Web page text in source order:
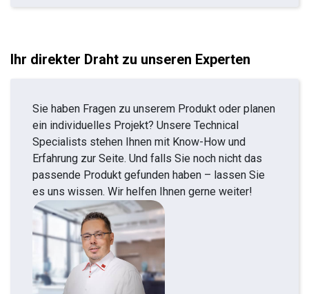
Ihr direkter Draht zu unseren Experten
Sie haben Fragen zu unserem Produkt oder planen
ein individuelles Projekt? Unsere Technical
Specialists stehen Ihnen mit Know-How und
Erfahrung zur Seite. Und falls Sie noch nicht das
passende Produkt gefunden haben – lassen Sie
es uns wissen. Wir helfen Ihnen gerne weiter!